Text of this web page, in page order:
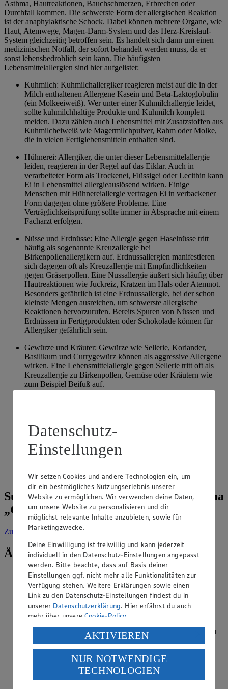
Asthma, Hautreaktionen, Bauchschmerzen, Erbrechen oder
Durchfall kommen. Die schwerste Form der allergischen Reaktion
ist der anaphylaktische Schock. Dabei können mehrere Organe, wie
Haut, Atemwege, Magen-Darm-System und das Herz-Kreislauf-
System gleichzeitig betroffen sein. Es handelt sich dann um einen
medizinischen Notfall, der sofort behandelt werden muss, da er
sonst lebensbedrohlich sein kann. Die häufigsten
Lebensmittelallergien sind hier aufgelistet:
Kuhmilch: Kuhmilchallergiker reagieren meist auf die in der
Milch enthaltenen Allergene Kasein und Beta-Laktoglobulin
(ein Molkeeiweiß). Wer unter einer Kuhmilchallergie leidet,
sollte kuhmilchhaltige Produkte und Kuhmilch komplett
meiden. Dazu zählen auch Lebensmittel mit Zusatzstoffen aus
Kuhmilcheiweiß wie Magermilchpulver, Rahm oder Molke,
die in vielen Fertiglebensmitteln enthalten sind.
Hühnerei: Allergiker, die unter dieser Lebensmittelallergie
leiden, reagieren in der Regel auf das Eiklar. Auch in
verarbeiteter Form als Trockenei, Flüssigei oder Lecithin kann
Ei in Lebensmittel allergieauslösend wirken. Einige
Menschen mit Hühnereiallergie vertragen Ei in verbackener
Form dagegen ohne größere Probleme. Eine
Verträglichkeitsprüfung sollte immer in Absprache mit einem
Facharzt erfolgen.
Nüsse und Erdnüsse: Eine Allergie gegen Haselnüsse tritt
häufig als sogenannte Kreuzallergie bei
Birkenpollenallergikern auf. Erdnussallergien manifestieren
sich dagegen oft als Kreuzallergie mit Empfindlichkeiten
gegen Gräserpollen. Eine Nussallergie äußert sich häufig über
Hautreaktionen wie Juckreiz, Kratzen im Hals oder Atemnot.
Besonders gefährlich ist eine Erdnussallergie, bei der schon
kleinste Mengen ausreichen, um schwerste allergische
Reaktionen hervorzurufen. Bereits Spuren von Nüssen und
Erdnüssen in Fertigprodukten oder Schokolade können für
Allergiker gefährlich sein.
Gewürze und Kräuter: Gewürze wie Sellerie, Koriander,
Basilikum und Currygewürz können als aggressive Allergene
wirken. Eine Lebensmittelallergie gegen Sellerie tritt oft als
Kreuzallergie zu Birkenpollen, Gemüse oder Kräutern wie
zum Beispiel Beifuß auf.
häufig auch gegen Birkenpollen allergisch. Auf gekochtes,
gebackenes oder anderweitig verarbeitetes Obst reagieren
Allergiker dagegen meist weniger schwer. Nicht nur Äpfel,
Kirschen oder Pflaumen können allergisch wirken, auch
häufig Lebensmittelallergien vor.
Suche weitere Tipps & Tricks zum Thema
„Gesundheit“
Zur Suche vorgefiltert nach Kategorie: Gesundheit
Ähnliche Inhalte
Macht Bier dicker als anderer Alkohol?
Kategorie:Gesundheit
Bier macht nicht dicker als anderer Alkohol. Es enthält im
Glauben, Bier mache dicker ist die Menge, in der man es zu
sich nimmt. Während man andere Getränke häufig in
geringeren Mengen konsumi…
Datenschutz-
Einstellungen
Wir setzen Cookies und andere Technologien ein, um
dir ein bestmögliches Nutzungserlebnis unserer
Website zu ermöglichen. Wir verwenden deine Daten,
um unsere Website zu personalisieren und dir
möglichst relevante Inhalte anzubieten, sowie für
Marketingzwecke.
Deine Einwilligung ist freiwillig und kann jederzeit
individuell in den Datenschutz-Einstellungen angepasst
werden. Bitte beachte, dass auf Basis deiner
Einstellungen ggf. nicht mehr alle Funktionalitäten zur
Verfügung stehen. Weitere Erklärungen sowie einen
Link zu den Datenschutz-Einstellungen findest du in
unserer Datenschutzerklärung. Hier erfährst du auch
mehr über unsereCookie-Policy.
Verarbeitung deiner personenbezogenen Daten in den
USA durch Facebook und YouTube:
Wenn du auf „Aktivieren“ klickst, willigst du im Sinne
des Art. 49 Abs. 1 Satz 1 lit. a) DSGVO ein, dass deine
Daten in den USA verarbeitet werden. Der EuGH sieht
AKTIVIEREN
NUR NOTWENDIGE
TECHNOLOGIEN